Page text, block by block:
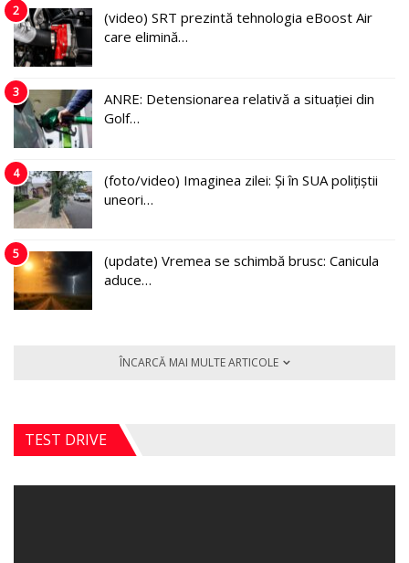
2
(video) SRT prezintă tehnologia eBoost Air
care elimină…
3
ANRE: Detensionarea relativă a situației din
Golf…
4
(foto/video) Imaginea zilei: Și în SUA polițiștii
uneori…
5
(update) Vremea se schimbă brusc: Canicula
aduce…
ÎNCARCĂ MAI MULTE ARTICOLE
TEST DRIVE